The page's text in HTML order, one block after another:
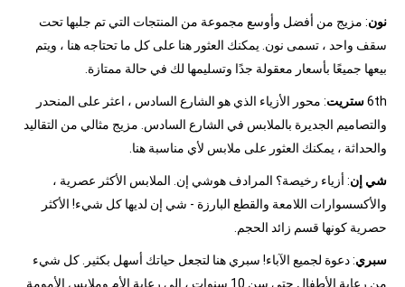
نون: مزيج من أفضل وأوسع مجموعة من المنتجات التي تم جلبها تحت
سقف واحد ، تسمى نون. يمكنك العثور هنا على كل ما تحتاجه هنا ، ويتم
بيعها جميعًا بأسعار معقولة جدًا وتسليمها لك في حالة ممتازة.
6thستريت: محور الأزياء الذي هو الشارع السادس ، اعثر على المنحدر
والتصاميم الجديرة بالملابس في الشارع السادس. مزيج مثالي من التقاليد
والحداثة ، يمكنك العثور على ملابس لأي مناسبة هنا.
شي إن: أزياء رخيصة؟ المرادف هوشي إن. الملابس الأكثر عصرية ،
والأكسسوارات اللامعة والقطع البارزة - شي إن لديها كل شيء! الأكثر
حصرية كونها قسم زائد الحجم.
سبري: دعوة لجميع الآباء! سبري هنا لتجعل حياتك أسهل بكثير. كل شيء
من رعاية الأطفال حتى سن 10 سنوات ، إلى رعاية الأم وملابس الأمومة